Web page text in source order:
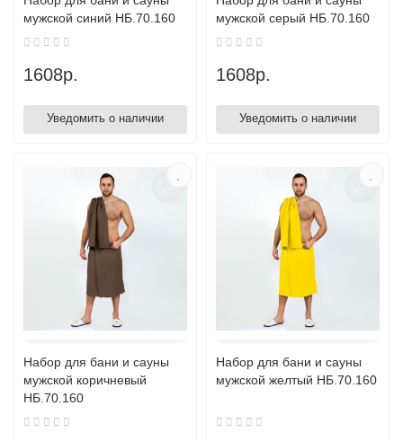
мужской синий НБ.70.160
1608р.
Уведомить о наличии
мужской серый НБ.70.160
1608р.
Уведомить о наличии
Набор для бани и сауны
мужской коричневый
НБ.70.160
Набор для бани и сауны
мужской желтый НБ.70.160